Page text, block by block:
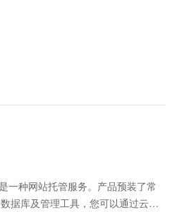
一种网站托管服务。产品预装了常
据库及管理工具，您可以通过云虚